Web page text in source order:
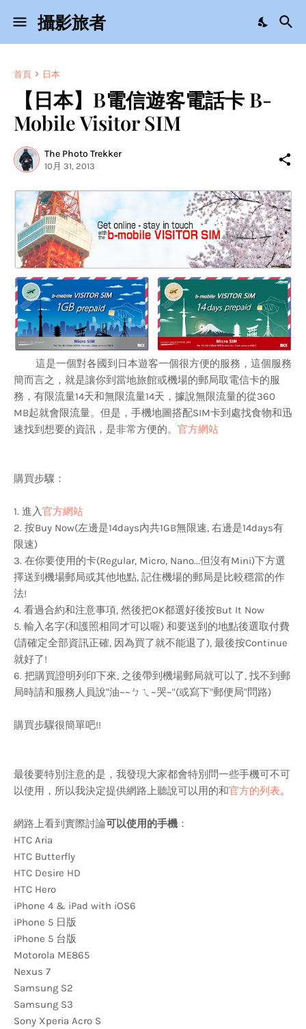
攝影旅者
首頁 日本
【日本】B電信遊客電話卡 B-
Mobile Visitor SIM
The Photo Trekker
10月 31, 2013
這是一個對各國到日本遊客一個很方便的服務，這個服務
簡而言之，就是讓你到當地旅館或機場的郵局取電信卡的服
務，有限流量14天和無限流量14天，據說無限流量的從360
MB起就會限流量。但是，手機地圖搭配SIM卡到處找食物和迅
速找到想要的資訊，是非常方便的。 官方網站
購買步驟：
1. 進入官方網站
2. 按Buy Now(左邊是14days內共1GB無限速, 右邊是14days有
限速)
3. 在你要使用的卡(Regular, Micro, Nano...但沒有Mini)下方選
擇送到機場郵局或其他地點, 記住機場的郵局是比較穩當的作
法!
4. 看過合約和注意事項, 然後把OK都選好後按But It Now
5. 輸入名字(和護照相同才可以喔) 和要送到的地點後選取付費
(請確定全部資訊正確, 因為買了就不能退了), 最後按Continue
就好了!
6. 把購買證明列印下來, 之後帶到機場郵局就可以了, 找不到郵
局時請和服務人員說"油~~ㄅㄟ~哭~"(或寫下"郵便局"問路)
購買步驟很簡單吧!!
最後要特別注意的是，我發現大家都會特別問一些手機可不可
以使用，所以我決定提供網路上聽說可以用的和官方的列表。
網路上看到實際討論可以使用的手機 ：
HTC Aria
HTC Butterfly
HTC Desire HD
HTC Hero
iPhone 4 & iPad with iOS6
iPhone 5 日版
iPhone 5 台版
Motorola ME865
Nexus 7
Samsung S2
Samsung S3
Sony Xperia Acro S